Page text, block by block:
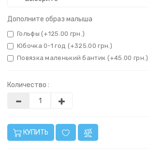
Дополните образ малыша
Гольфы (+125.00 грн.)
Юбочка 0-1 год (+325.00 грн.)
Повязка маленький бантик (+45.00 грн.)
Количество :
КУПИТЬ